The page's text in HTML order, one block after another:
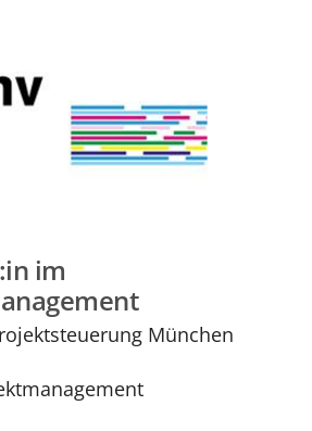
im
München